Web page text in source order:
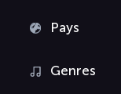
Pays
Genres